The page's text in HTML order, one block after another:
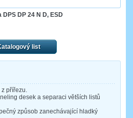
DPS DP 24 N D, ESD
list
z přířezu.
desek a separaci větších listů
způsob zanechávající hladký